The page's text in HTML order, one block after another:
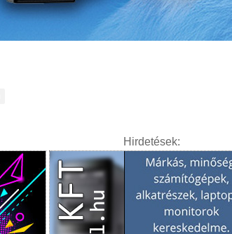
Hirdetések: